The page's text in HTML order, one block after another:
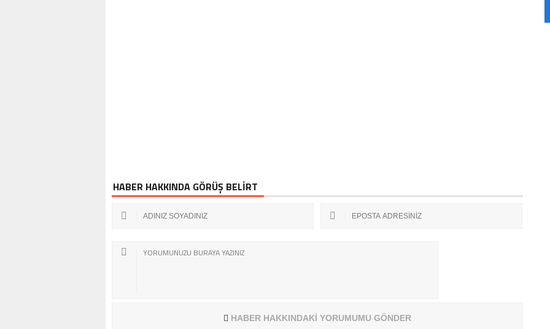
HABER HAKKINDA GÖRÜŞ BELİRT
HABER HAKKINDAKİ YORUMUMU GÖNDER